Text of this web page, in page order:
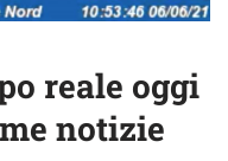
reale oggi
notizie